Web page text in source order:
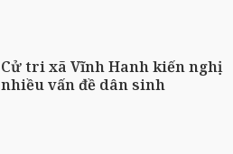
Cử tri xã Vĩnh Hanh kiến nghị
nhiều vấn đề dân sinh